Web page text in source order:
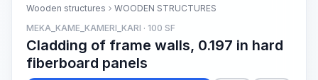
Wooden structures
WOODEN STRUCTURES
MEKA_KAME_KAMERI_KARI · 100 SF
Cladding of frame walls, 0.197 in hard
fiberboard panels